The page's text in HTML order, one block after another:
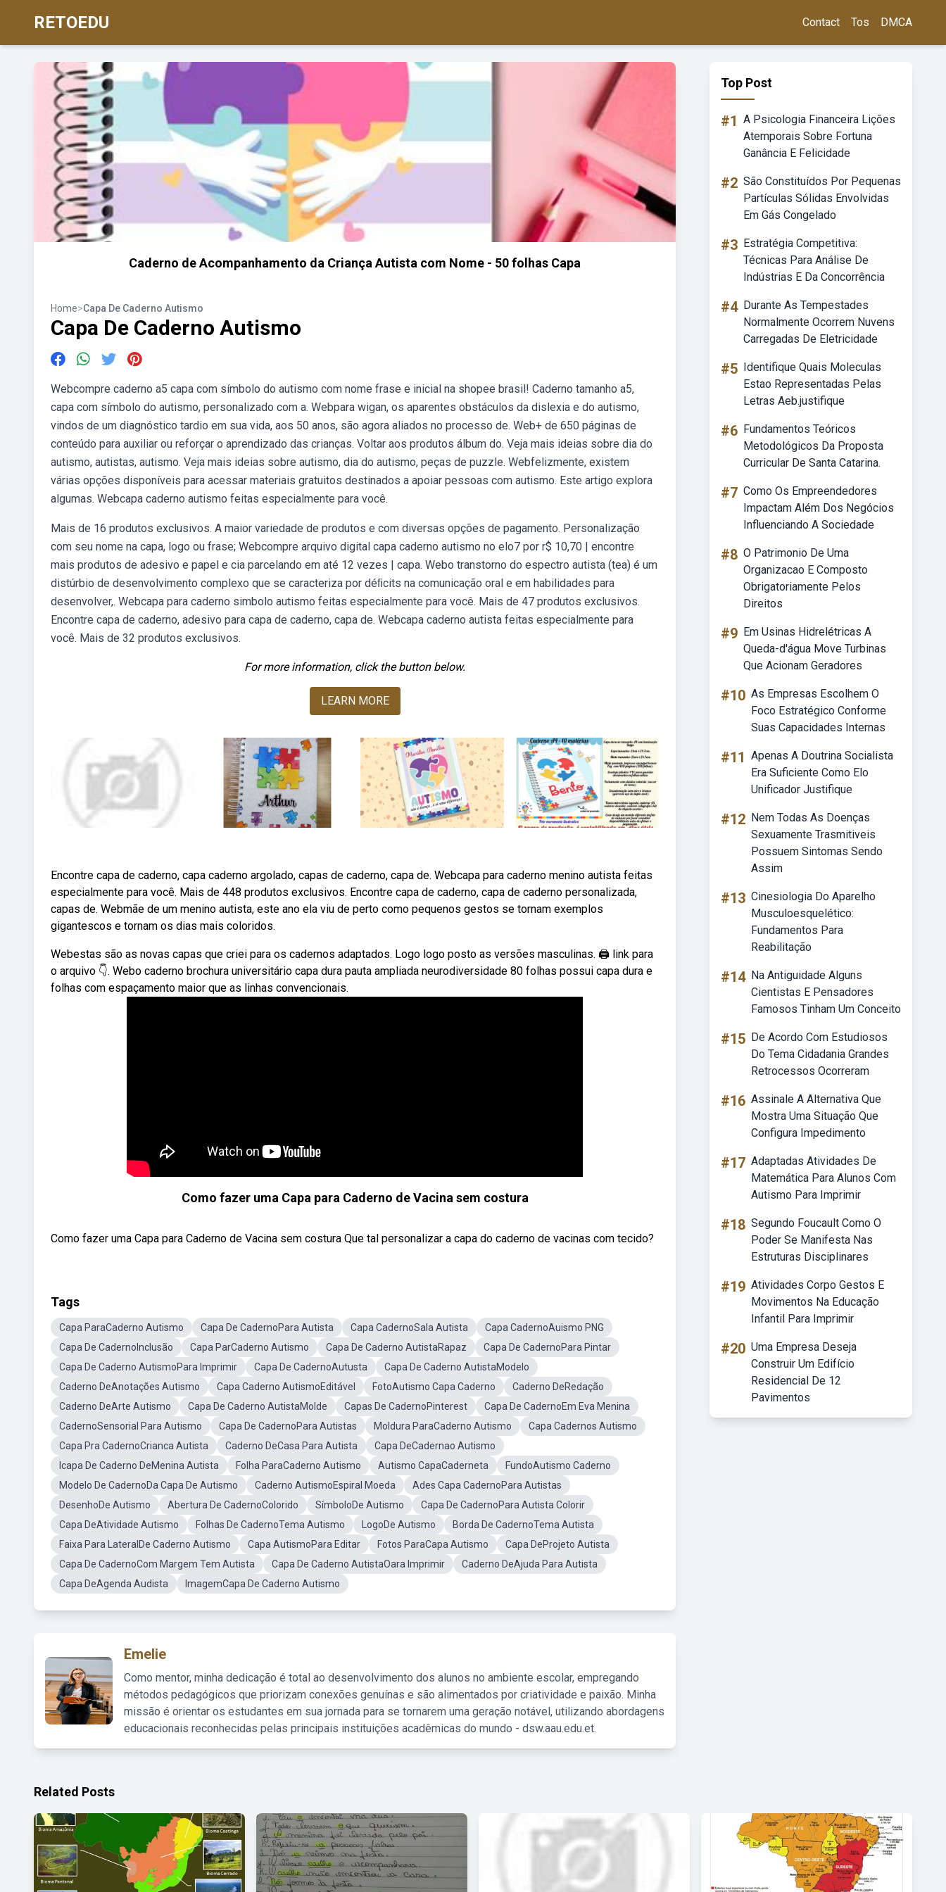
RETOEDU Contact Tos DMCA
Caderno de Acompanhamento da Criança Autista com Nome - 50 folhas Capa
Home>Capa De Caderno Autismo
Capa De Caderno Autismo
Webcompre caderno a5 capa com símbolo do autismo com nome frase e inicial na shopee brasil! Caderno tamanho a5,
capa com símbolo do autismo, personalizado com a. Webpara wigan, os aparentes obstáculos da dislexia e do autismo,
vindos de um diagnóstico tardio em sua vida, aos 50 anos, são agora aliados no processo de. Web+ de 650 páginas de
conteúdo para auxiliar ou reforçar o aprendizado das crianças. Voltar aos produtos álbum do. Veja mais ideias sobre dia do
autismo, autistas, autismo. Veja mais ideias sobre autismo, dia do autismo, peças de puzzle. Webfelizmente, existem
várias opções disponíveis para acessar materiais gratuitos destinados a apoiar pessoas com autismo. Este artigo explora
algumas. Webcapa caderno autismo feitas especialmente para você.
Mais de 16 produtos exclusivos. A maior variedade de produtos e com diversas opções de pagamento. Personalização
com seu nome na capa, logo ou frase; Webcompre arquivo digital capa caderno autismo no elo7 por r$ 10,70 | encontre
mais produtos de adesivo e papel e cia parcelando em até 12 vezes | capa. Webo transtorno do espectro autista (tea) é um
distúrbio de desenvolvimento complexo que se caracteriza por déﬁcits na comunicação oral e em habilidades para
desenvolver,. Webcapa para caderno simbolo autismo feitas especialmente para você. Mais de 47 produtos exclusivos.
Encontre capa de caderno, adesivo para capa de caderno, capa de. Webcapa caderno autista feitas especialmente para
você. Mais de 32 produtos exclusivos.
For more information, click the button below.
LEARN MORE
Encontre capa de caderno, capa caderno argolado, capas de caderno, capa de. Webcapa para caderno menino autista feitas
especialmente para você. Mais de 448 produtos exclusivos. Encontre capa de caderno, capa de caderno personalizada,
capas de. Webmãe de um menino autista, este ano ela viu de perto como pequenos gestos se tornam exemplos
gigantescos e tornam os dias mais coloridos.
Webestas são as novas capas que criei para os cadernos adaptados. Logo logo posto as versões masculinas. 🖨 link para
o arquivo 👇. Webo caderno brochura universitário capa dura pauta ampliada neurodiversidade 80 folhas possui capa dura e
folhas com espaçamento maior que as linhas convencionais.
Como fazer uma Capa para Caderno de Vacina sem costura
Como fazer uma Capa para Caderno de Vacina sem costura Que tal personalizar a capa do caderno de vacinas com tecido?
Tags
Capa ParaCaderno Autismo Capa De CadernoPara Autista Capa CadernoSala Autista
Capa CadernoAuismo PNG
Capa De CadernoInclusão
Capa ParCaderno Autismo Capa De Caderno AutistaRapaz
Capa De CadernoPara Pintar
Capa De Caderno AutismoPara Imprimir
Capa De CadernoAutusta
Capa De Caderno AutistaModelo
Caderno DeAnotações Autismo
Capa Caderno AutismoEditável FotoAutismo Capa Caderno
Caderno DeRedação
Caderno DeArte Autismo
Capa De Caderno AutistaMolde Capas De CadernoPinterest
Capa De CadernoEm Eva Menina
CadernoSensorial Para Autismo
Capa De CadernoPara Autistas Moldura ParaCaderno Autismo
Capa Cadernos Autismo
Capa Pra CadernoCrianca Autista
Caderno DeCasa Para Autista
Capa DeCadernao Autismo
Icapa De Caderno DeMenina Autista
Folha ParaCaderno Autismo Autismo CapaCaderneta
FundoAutismo Caderno
Modelo De CadernoDa Capa De Autismo
Caderno AutismoEspiral Moeda
Ades Capa CadernoPara Autistas
DesenhoDe Autismo
Abertura De CadernoColorido SímboloDe Autismo
Capa De CadernoPara Autista Colorir
Capa DeAtividade Autismo
Folhas De CadernoTema Autismo LogoDe Autismo
Borda De CadernoTema Autista
Faixa Para LateralDe Caderno Autismo
Capa AutismoPara Editar Fotos ParaCapa Autismo
Capa DeProjeto Autista
Capa De CadernoCom Margem Tem Autista
Capa De Caderno AutistaOara Imprimir
Caderno DeAjuda Para Autista
Capa DeAgenda Audista
ImagemCapa De Caderno Autismo
Emelie
Como mentor, minha dedicação é total ao desenvolvimento dos alunos no ambiente escolar, empregando
métodos pedagógicos que priorizam conexões genuínas e são alimentados por criatividade e paixão. Minha
missão é orientar os estudantes em sua jornada para se tornarem uma geração notável, utilizando abordagens
educacionais reconhecidas pelas principais instituições acadêmicas do mundo - dsw.aau.edu.et.
Top Post
#1 A Psicologia Financeira Lições
Atemporais Sobre Fortuna
Ganância E Felicidade
#2 São Constituídos Por Pequenas
Partículas Sólidas Envolvidas
Em Gás Congelado
#3 Estratégia Competitiva:
Técnicas Para Análise De
Indústrias E Da Concorrência
#4 Durante As Tempestades
Normalmente Ocorrem Nuvens
Carregadas De Eletricidade
#5 Identifique Quais Moleculas
Estao Representadas Pelas
Letras Aeb.justifique
#6 Fundamentos Teóricos
Metodológicos Da Proposta
Curricular De Santa Catarina.
#7 Como Os Empreendedores
Impactam Além Dos Negócios
Influenciando A Sociedade
#8 O Patrimonio De Uma
Organizacao E Composto
Obrigatoriamente Pelos
Direitos
#9 Em Usinas Hidrelétricas A
Queda-d'água Move Turbinas
Que Acionam Geradores
#10 As Empresas Escolhem O
Foco Estratégico Conforme
Suas Capacidades Internas
#11 Apenas A Doutrina Socialista
Era Suficiente Como Elo
Unificador Justifique
#12 Nem Todas As Doenças
Sexuamente Trasmitiveis
Possuem Sintomas Sendo
Assim
#13 Cinesiologia Do Aparelho
Musculoesquelético:
Fundamentos Para
Reabilitação
#14 Na Antiguidade Alguns
Cientistas E Pensadores
Famosos Tinham Um Conceito
#15 De Acordo Com Estudiosos
Do Tema Cidadania Grandes
Retrocessos Ocorreram
#16 Assinale A Alternativa Que
Mostra Uma Situação Que
Configura Impedimento
#17 Adaptadas Atividades De
Matemática Para Alunos Com
Autismo Para Imprimir
#18 Segundo Foucault Como O
Poder Se Manifesta Nas
Estruturas Disciplinares
#19 Atividades Corpo Gestos E
Movimentos Na Educação
Infantil Para Imprimir
#20 Uma Empresa Deseja
Construir Um Edifício
Residencial De 12
Pavimentos
Related Posts